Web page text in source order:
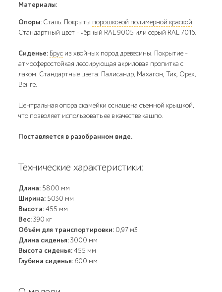
Материалы:
Опоры: Сталь. Покрыты порошковой полимерной краской.
Стандартный цвет – чёрный RAL 9005 или серый RAL 7016.
Сиденье: Брус из хвойных пород древесины. Покрытие -
атмосферостойкая лессирующая акриловая пропитка с
лаком. Стандартные цвета: Палисандр, Махагон, Тик, Орех,
Венге.
Центральная опора скамейки оснащена съемной крышкой,
что позволяет использовать ее в качестве кашпо.
Поставляется в разобранном виде.
Технические характеристики:
Длина: 5800 мм
Ширина: 5030 мм
Высота:455 мм
Вес:390 кг
Объём для транспортировки: 0,97 м3
Длина сиденья:3000 мм
Высота сиденья:455 мм
Глубина сиденья: 600 мм